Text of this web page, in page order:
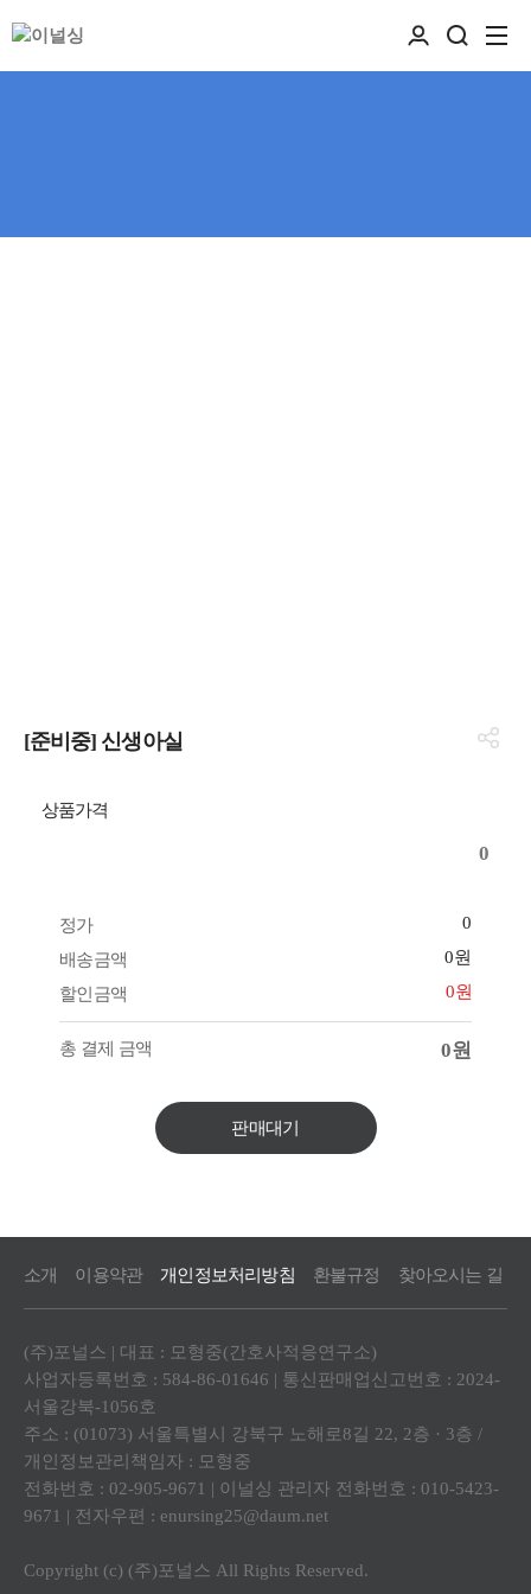
[준비중] 신생아실
상품가격
0
정가
0
배송금액
0원
할인금액
0원
총 결제 금액 0원
판매대기
소개 이용약관 개인정보처리방침 환불규정 찾아오시는 길
(주)포널스 | 대표 : 모형중(간호사적응연구소)
사업자등록번호 : 584-86-01646 | 통신판매업신고번호 : 2024-
서울강북-1056호
주소 : (01073) 서울특별시 강북구 노해로8길 22, 2층 · 3층 /
개인정보관리책임자 : 모형중
전화번호 : 02-905-9671 | 이널싱 관리자 전화번호 : 010-5423-
9671 | 전자우편 : enursing25@daum.net
Copyright (c) (주)포널스 All Rights Reserved.